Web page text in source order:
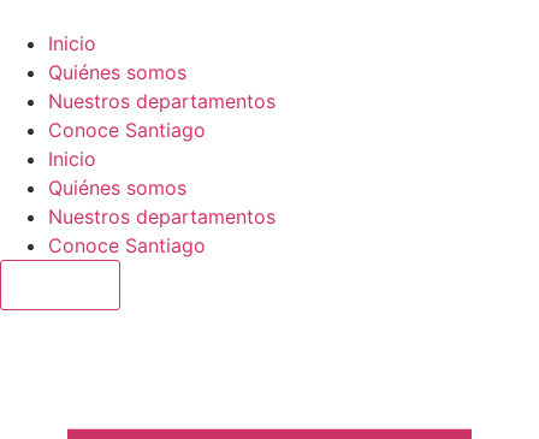
contenido
Inicio
Quiénes somos
Nuestros departamentos
Conoce Santiago
Inicio
Quiénes somos
Nuestros departamentos
Conoce Santiago